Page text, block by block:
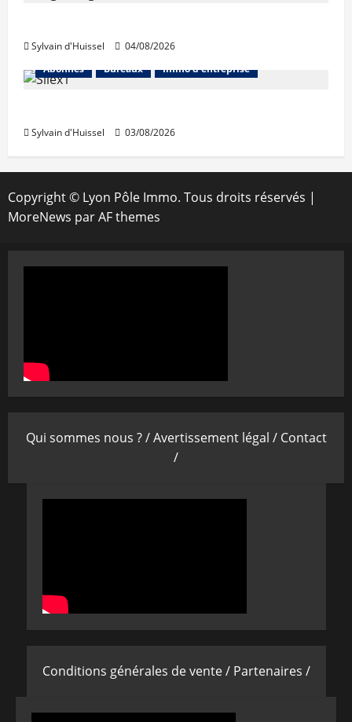
Sylvain d'Huissel
04/08/2026
Abonnés
Bureaux Immo d'entreprise
Sylvain d'Huissel 03/08/2026
Copyright © Lyon Pôle Immo. Tous droits réservés |
MoreNews par AF themes
Qui sommes nous ? /Avertissement légal / Contact
/
Conditions générales de vente / Partenaires /